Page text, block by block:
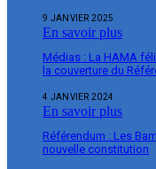
9 JANVIER 2025
En savoir plus
Médias : La HAMA
la couverture du
4 JANVIER 2024
En savoir plus
Référendum : Les
nouvelle constitution